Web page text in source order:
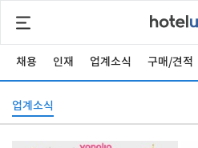
채용 인재 업계소식 구매/견적
업계소식